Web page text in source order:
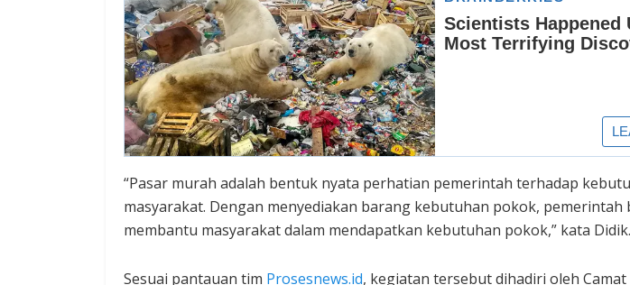
“Pasar murah adalah bentuk nyata perhatian pemerintah terhadap
masyarakat. Dengan menyediakan barang kebutuhan pokok, pemerintah
membantu masyarakat dalam mendapatkan kebutuhan pokok,” kata Didik.
Sesuai pantauan tim Prosesnews.id, kegiatan tersebut dihadiri oleh Camat